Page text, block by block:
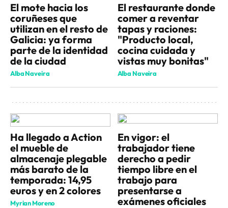
El mote hacia los
coruñeses que
utilizan en el resto de
Galicia: ya forma
parte de la identidad
de la ciudad
Alba Naveira
El restaurante donde
comer a reventar
tapas y raciones:
"Producto local,
cocina cuidada y
vistas muy bonitas"
Alba Naveira
Ha llegado a Action
el mueble de
almacenaje plegable
más barato de la
temporada: 14,95
euros y en 2 colores
Myrian Moreno
En vigor: el
trabajador tiene
derecho a pedir
tiempo libre en el
trabajo para
presentarse a
exámenes oficiales